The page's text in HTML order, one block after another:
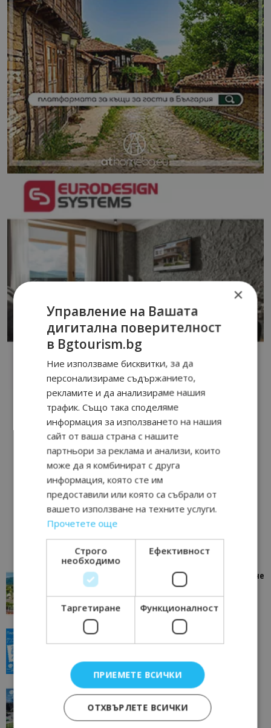
“Пощенска картичка от…”: Петрич – Изживяване
отвъд очакваното
11/07/2026 11:22
“Пощенска картичка от…”: Пловдив, градът на
всички времена
Пловдив 23/06/2026 10:00
“Пощенска картичка от…”: Перник – град на
традициите, културата и вдъхновяващите...
Перник 17/06/2026 09:01
×
Управление на Вашата
дигитална поверителност
в Bgtourism.bg
Ние използваме бисквитки, за да
персонализираме съдържанието,
рекламите и да анализираме нашия
трафик. Също така споделяме
информация за използването на нашия
сайт от ваша страна с нашите
партньори за реклама и анализи, които
може да я комбинират с друга
информация, която сте им
предоставили или която са събрали от
вашето използване на техните услуги.
Прочетете още
Строго
необходимо
Ефективност
Таргетиране Функционалност
ПРИЕМЕТЕ ВСИЧКИ
ОТХВЪРЛЕТЕ ВСИЧКИ